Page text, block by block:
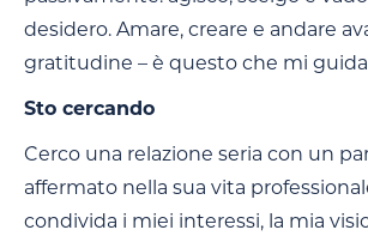
desidero. Amare, creare e andare
gratitudine – è questo che mi
Sto cercando
Cerco una relazione seria con un
affermato nella sua vita
condivida i miei interessi, la mia